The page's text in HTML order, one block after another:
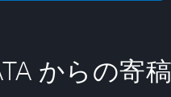
からの寄